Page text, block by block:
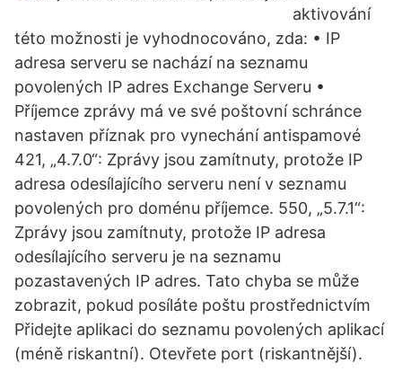
aktivování
této možnosti je vyhodnocováno, zda: • IP
adresa serveru se nachází na seznamu
povolených IP adres Exchange Serveru •
Příjemce zprávy má ve své poštovní schránce
nastaven příznak pro vynechání antispamové
421, „4.7.0“: Zprávy jsou zamítnuty, protože IP
adresa odesílajícího serveru není v seznamu
povolených pro doménu příjemce. 550, „5.7.1“:
Zprávy jsou zamítnuty, protože IP adresa
odesílajícího serveru je na seznamu
pozastavených IP adres. Tato chyba se může
zobrazit, pokud posíláte poštu prostřednictvím
Přidejte aplikaci do seznamu povolených aplikací
(méně riskantní). Otevřete port (riskantnější).